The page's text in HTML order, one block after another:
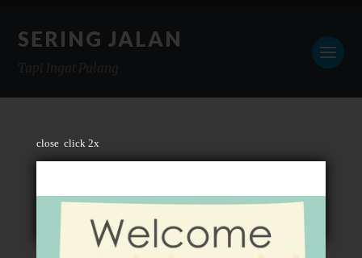
close click 2x
SERING JALAN